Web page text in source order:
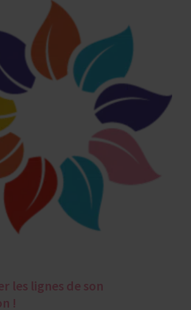
les lignes de son
!